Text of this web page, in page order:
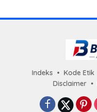
Indeks Kode Etik
Disclaimer